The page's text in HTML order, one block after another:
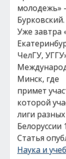
молодежь»
Бурковский.
Уже завтра
ЧелГУ,
Минск, где
примет
которой
лиги
Белоруссии
Статья
Наука и